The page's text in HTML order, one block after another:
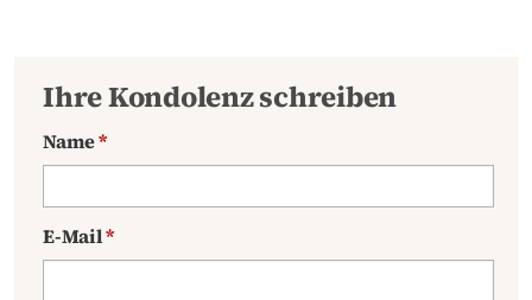
Ihre Kondolenz schreiben
Name*
E-Mail*